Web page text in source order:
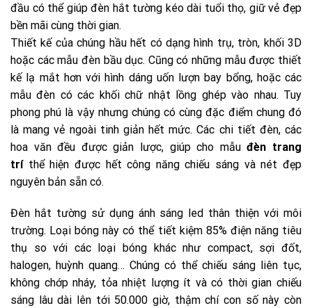
đầu có thể giúp đèn hắt tường kéo dài tuổi thọ, giữ vẻ đẹp
bền mãi cùng thời gian.
Thiết kế của chúng hầu hết có dạng hình trụ, tròn, khối 3D
hoặc các mẫu đèn bầu dục. Cũng có những mẫu được thiết
kế lạ mắt hơn với hình dáng uốn lượn bay bổng, hoặc các
mẫu đèn có các khối chữ nhật lồng ghép vào nhau. Tuy
phong phú là vậy nhưng chúng có cùng đặc điểm chung đó
là mang vẻ ngoài tinh giản hết mức. Các chi tiết đèn, các
hoa văn đều được giản lược, giúp cho mẫuđèn trang
tríthể hiện được hết công năng chiếu sáng và nét đẹp
nguyên bản sẵn có.
Đèn hắt tường sử dụng ánh sáng led thân thiện với môi
trường. Loại bóng này có thể tiết kiệm 85% điện năng tiêu
thụ so với các loại bóng khác như compact, sợi đốt,
halogen, huỳnh quang… Chúng có thể chiếu sáng liên tục,
không chớp nháy, tỏa nhiệt lượng ít và có thời gian chiếu
sáng lâu dài lên tới 50.000 giờ, thậm chí con số này còn